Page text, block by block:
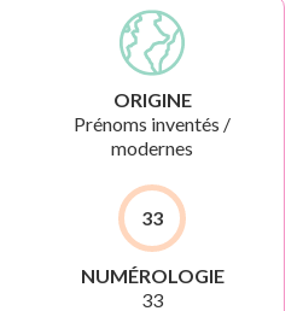
ORIGINE
Prénoms inventés /
modernes
33
NUMÉROLOGIE
33